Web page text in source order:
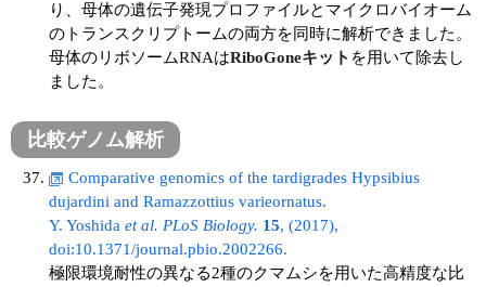
り、母体の遺伝子発現プロファイルとマイクロバイオーム
のトランスクリプトームの両方を同時に解析できました。
母体のリボソームRNAはRiboGoneキット を用いて除去し
ました。
比較ゲノム解析
Comparative genomics of the tardigrades Hypsibius
dujardini and Ramazzottius varieornatus.
Y. Yoshida et al. PLoS Biology. 15, (2017),
doi:10.1371/journal.pbio.2002266.
極限環境耐性の異なる2種のクマムシを用いた高精度な比